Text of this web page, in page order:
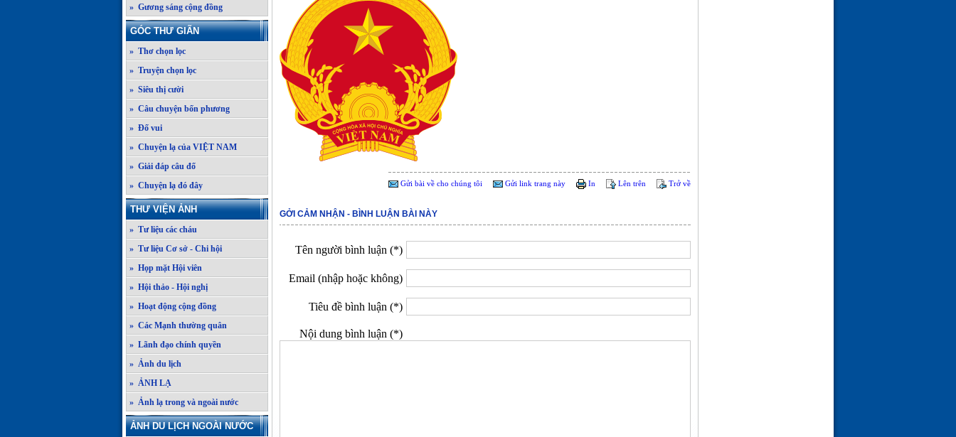
» Gương sáng cộng đồng
GÓC THƯ GIÃN
» Thơ chọn lọc
» Truyện chọn lọc
» Siêu thị cười
» Câu chuyện bốn phương
» Đố vui
» Chuyện lạ của VIỆT NAM
» Giải đáp câu đố
» Chuyện lạ đó đây
THƯ VIỆN ẢNH
» Tư liệu các cháu
» Tư liệu Cơ sở - Chi hội
» Họp mặt Hội viên
» Hội thảo - Hội nghị
» Hoạt động cộng đồng
» Các Mạnh thường quân
» Lãnh đạo chính quyền
» Ảnh du lịch
» ẢNH LẠ
» Ảnh lạ trong và ngoài nước
ẢNH DU LỊCH NGOÀI NƯỚC
Gửi bài về cho chúng tôi Gửi link trang này In Lên trên Trở về
GỞI CẢM NHẬN - BÌNH LUẬN BÀI NÀY
Tên người bình luận (*)
Email (nhập hoặc không)
Tiêu đề bình luận (*)
Nội dung bình luận (*)